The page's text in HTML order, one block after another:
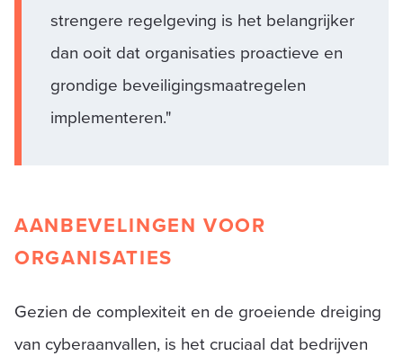
strengere regelgeving is het belangrijker
dan ooit dat organisaties proactieve en
grondige beveiligingsmaatregelen
implementeren."
AANBEVELINGEN VOOR
ORGANISATIES
Gezien de complexiteit en de groeiende dreiging
van cyberaanvallen, is het cruciaal dat bedrijven